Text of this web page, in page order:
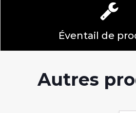
Éventail de
Autres